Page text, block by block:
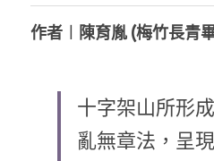
本期主題
台灣教會人物檔案
乘著夢想去旅行
漫畫
好站連結
搜索
作者︱陳育胤 (梅竹長青
十字架山所形
亂無章法，呈